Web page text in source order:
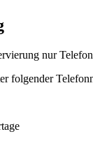
nur
folgender